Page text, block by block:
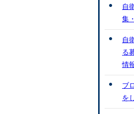
自
集
自
る
情
ブ
を